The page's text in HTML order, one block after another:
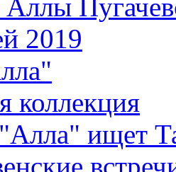
2019
коллекция
ищет